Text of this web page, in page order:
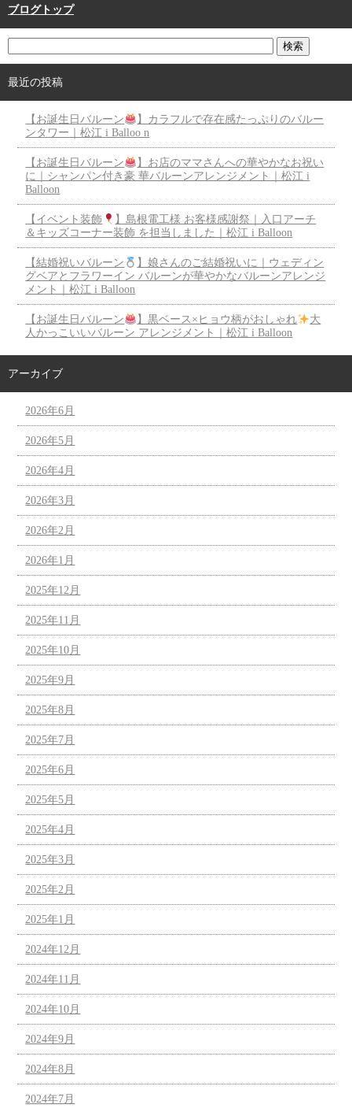
ブログトップ
最近の投稿
【お誕生日バルーン
】カラフルで存在感たっぷりのバルー
ンタワー｜松江 i Balloo n
【お誕生日バルーン
】お店のママさんへの華やかなお祝い
に｜シャンパン付き豪 華バルーンアレンジメント｜松江 i
Balloon
【イベント装飾
】島根電工様 お客様感謝祭｜入口アーチ
＆キッズコーナー装飾 を担当しました｜松江 i Balloon
【結婚祝いバルーン
】娘さんのご結婚祝いに｜ウェディン
グベアとフラワーイン バルーンが華やかなバルーンアレンジ
メント｜松江 i Balloon
【お誕生日バルーン 】黒ベース×ヒョウ柄がおしゃれ
大
人かっこいいバルーン アレンジメント｜松江 i Balloon
アーカイブ
2026年6月
2026年5月
2026年4月
2026年3月
2026年2月
2026年1月
2025年12月
2025年11月
2025年10月
2025年9月
2025年8月
2025年7月
2025年6月
2025年5月
2025年4月
2025年3月
2025年2月
2025年1月
2024年12月
2024年11月
2024年10月
2024年9月
2024年8月
2024年7月